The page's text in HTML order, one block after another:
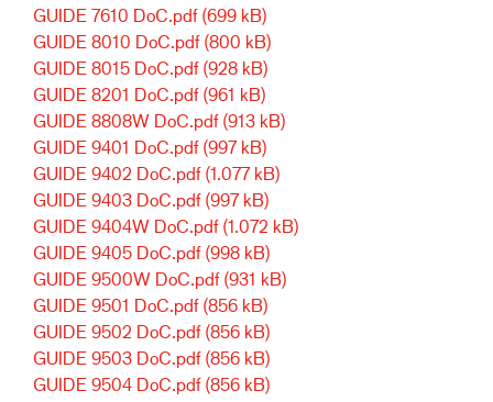
GUIDE 7610 DoC.pdf (699 kB)
GUIDE 8010 DoC.pdf (800 kB)
GUIDE 8015 DoC.pdf (928 kB)
GUIDE 8201 DoC.pdf (961 kB)
GUIDE 8808W DoC.pdf (913 kB)
GUIDE 9401 DoC.pdf (997 kB)
GUIDE 9402 DoC.pdf (1.077 kB)
GUIDE 9403 DoC.pdf (997 kB)
GUIDE 9404W DoC.pdf (1.072 kB)
GUIDE 9405 DoC.pdf (998 kB)
GUIDE 9500W DoC.pdf (931 kB)
GUIDE 9501 DoC.pdf (856 kB)
GUIDE 9502 DoC.pdf (856 kB)
GUIDE 9503 DoC.pdf (856 kB)
GUIDE 9504 DoC.pdf (856 kB)